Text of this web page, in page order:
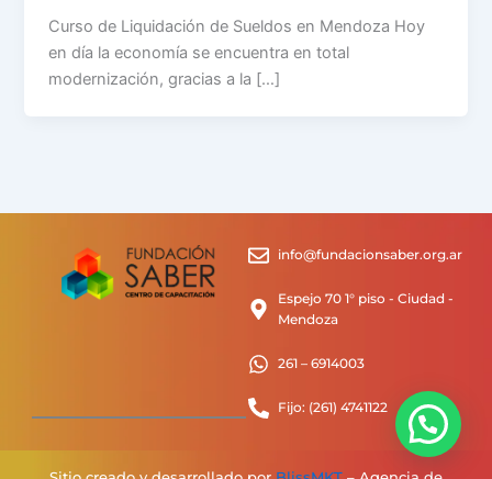
Curso de Liquidación de Sueldos en Mendoza Hoy
en día la economía se encuentra en total
modernización, gracias a la […]
info@fundacionsaber.org.ar
Espejo 70 1° piso - Ciudad -
Mendoza
261 – 6914003
Fijo: (261) 4741122